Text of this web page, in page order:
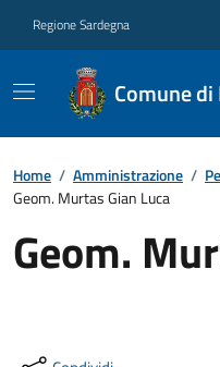
Regione Sardegna
Comune di
Home / Amministrazione /
Geom. Murtas Gian Luca
Geom.